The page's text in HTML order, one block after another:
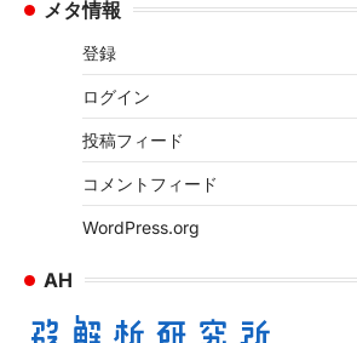
カ メタ情報
登録
ログイン
投稿フィード
コメントフィード
WordPress.org
AH